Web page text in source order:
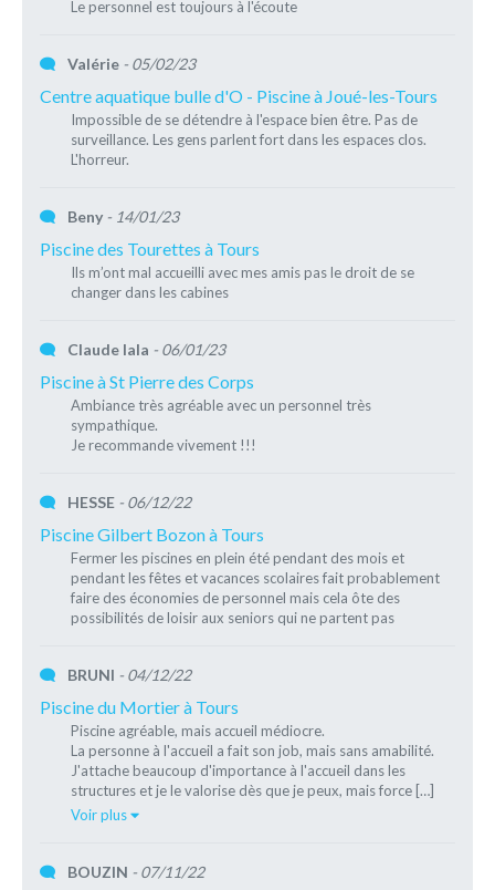
Le personnel est toujours à l'écoute
Valérie - 05/02/23
Centre aquatique bulle d'O - Piscine à Joué-les-Tours
Impossible de se détendre à l'espace bien être. Pas de
surveillance. Les gens parlent fort dans les espaces clos.
L'horreur.
Beny - 14/01/23
Piscine des Tourettes à Tours
Ils m’ont mal accueilli avec mes amis pas le droit de se
changer dans les cabines
Claude lala - 06/01/23
Piscine à St Pierre des Corps
Ambiance très agréable avec un personnel très
sympathique.
Je recommande vivement !!!
HESSE - 06/12/22
Piscine Gilbert Bozon à Tours
Fermer les piscines en plein été pendant des mois et
pendant les fêtes et vacances scolaires fait probablement
faire des économies de personnel mais cela ôte des
possibilités de loisir aux seniors qui ne partent pas
BRUNI - 04/12/22
Piscine du Mortier à Tours
Piscine agréable, mais accueil médiocre.
La personne à l'accueil a fait son job, mais sans amabilité.
J'attache beaucoup d'importance à l'accueil dans les
structures et je le valorise dès que je peux, mais force […]
Voir plus
BOUZIN - 07/11/22